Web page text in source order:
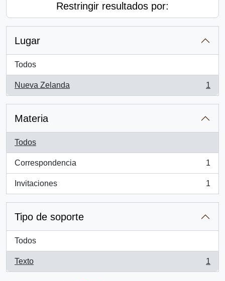
Restringir resultados por:
Lugar
Todos
Nueva Zelanda
, 1 resultados
1
Materia
Todos
Correspondencia
, 1 resultados
1
Invitaciones
, 1 resultados
1
Tipo de soporte
Todos
Texto
, 1 resultados
1